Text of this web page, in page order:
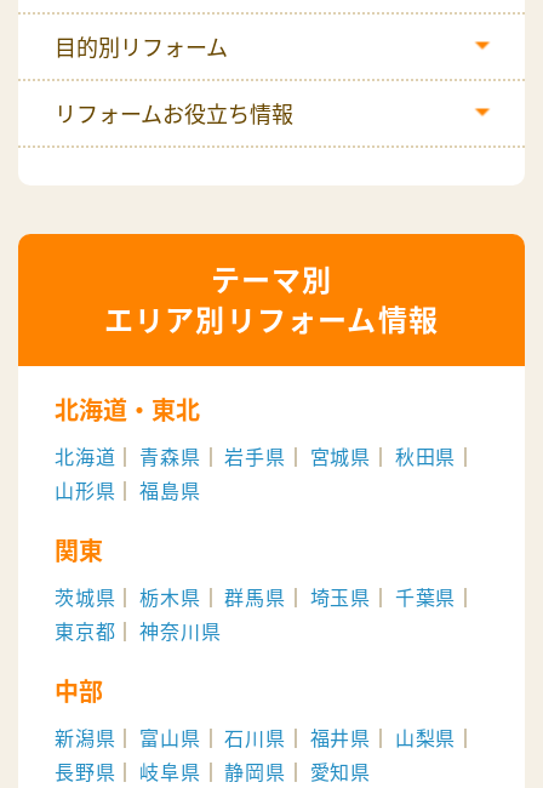
目的別リフォーム
リフォームお役立ち情報
エリア別リフォーム情報
北海道・東北
北海道 青森県 岩手県 宮城県
秋田県
山形県
福島県
関東
茨城県 栃木県 群馬県 埼玉県
千葉県
東京都
神奈川県
中部
新潟県 富山県 石川県 福井県
山梨県
長野県
岐阜県 静岡県 愛知県